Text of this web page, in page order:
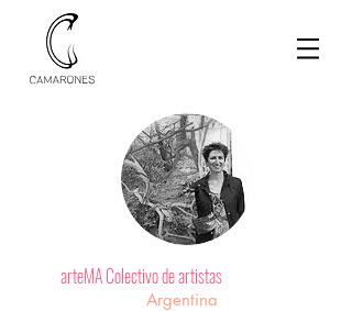
arteMA Colectivo de artistas
Argentina